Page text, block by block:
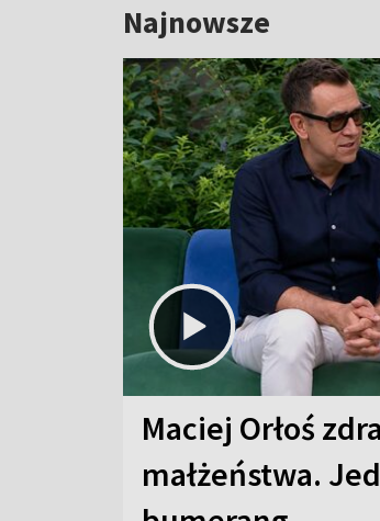
Najnowsze
Maciej Orłoś
małżeństwa.